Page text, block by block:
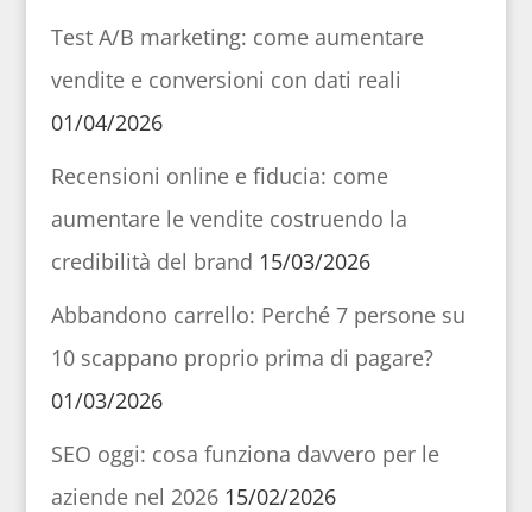
Test A/B marketing: come aumentare
vendite e conversioni con dati reali
01/04/2026
Recensioni online e fiducia: come
aumentare le vendite costruendo la
credibilità del brand 15/03/2026
Abbandono carrello: Perché 7 persone su
10 scappano proprio prima di pagare?
01/03/2026
SEO oggi: cosa funziona davvero per le
aziende nel 2026 15/02/2026